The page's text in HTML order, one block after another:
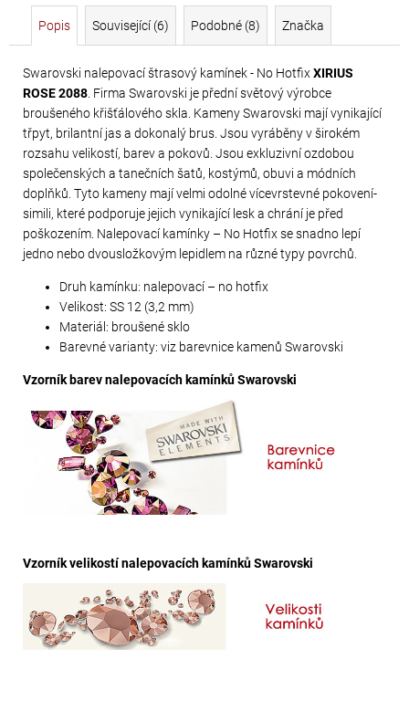
Popis Související (6) Podobné (8) Značka
Swarovski nalepovací štrasový kamínek - No HotfixXIRIUS
ROSE 2088 . Firma Swarovski je přední světový výrobce
broušeného křišťálového skla. Kameny Swarovski mají vynikající
třpyt, brilantní jas a dokonalý brus. Jsou vyráběny v širokém
rozsahu velikostí, barev a pokovů. Jsou exkluzivní ozdobou
společenských a tanečních šatů, kostýmů, obuvi a módních
doplňků. Tyto kameny mají velmi odolné vícevrstevné pokovení-
simili, které podporuje jejich vynikající lesk a chrání je před
poškozením. Nalepovací kamínky – No Hotfix se snadno lepí
jedno nebo dvousložkovým lepidlem na různé typy povrchů.
Druh kamínku: nalepovací – no hotfix
Velikost: SS 12 (3,2 mm)
Materiál: broušené sklo
Barevné varianty: viz barevnice kamenů Swarovski
Vzorník barev nalepovacích kamínků Swarovski
Vzorník velikostí nalepovacích kamínků Swarovski
CRYSTAL
AB
299
Kč